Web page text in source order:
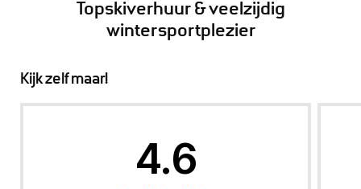
Topskiverhuur & veelzijdig
wintersportplezier
Kijk zelf maar!
4.6